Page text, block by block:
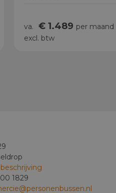
va. € 1.489 per maand
excl. btw
1829